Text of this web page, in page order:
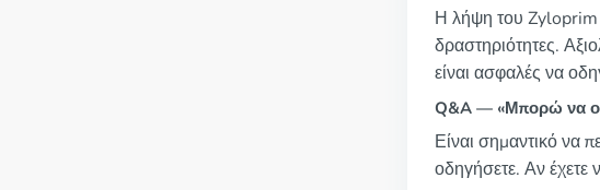
Η λήψη του Zyloprim
δραστηριότητες.
είναι ασφαλές να
Q&A — «Μπορώ να
Είναι σημαντικό να
οδηγήσετε. Αν έχετε